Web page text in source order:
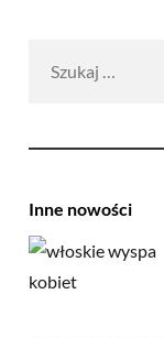
Inne nowości